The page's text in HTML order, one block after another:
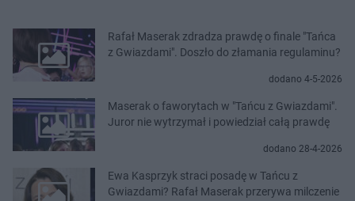
Rafał Maserak zdradza prawdę o finale "Tańca
z Gwiazdami". Doszło do złamania regulaminu?
dodano 4-5-2026
Maserak o faworytach w "Tańcu z Gwiazdami".
Juror nie wytrzymał i powiedział całą prawdę
dodano 28-4-2026
Ewa Kasprzyk straci posadę w Tańcu z
Gwiazdami? Rafał Maserak przerywa milczenie